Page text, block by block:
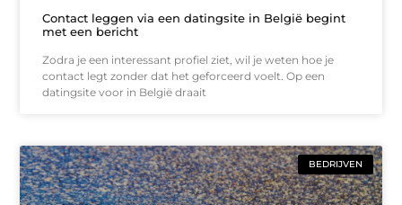
Contact leggen via een datingsite in België begint
met een bericht
Zodra je een interessant profiel ziet, wil je weten hoe je
contact legt zonder dat het geforceerd voelt. Op een
datingsite voor in België draait
BEDRIJVEN